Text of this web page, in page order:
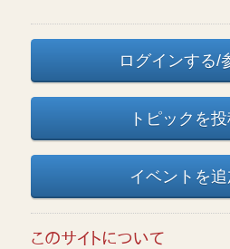
ログインする/
トピックを
イベントを
このサイトについて